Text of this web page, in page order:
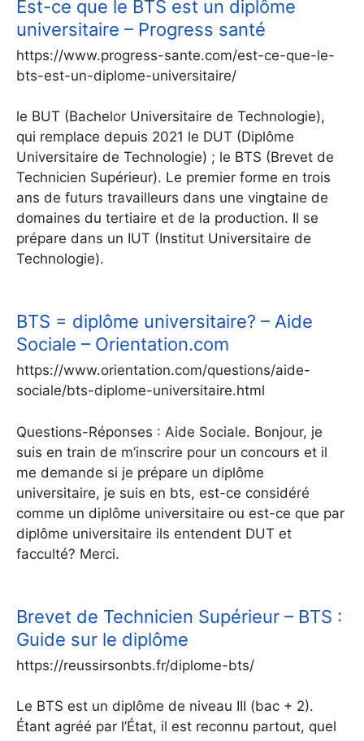
Est-ce que le BTS est un diplôme
universitaire – Progress santé
https://www.progress-sante.com/est-ce-que-le-
bts-est-un-diplome-universitaire/
le BUT (Bachelor Universitaire de Technologie),
qui remplace depuis 2021 le DUT (Diplôme
Universitaire de Technologie) ; le BTS (Brevet de
Technicien Supérieur). Le premier forme en trois
ans de futurs travailleurs dans une vingtaine de
domaines du tertiaire et de la production. Il se
prépare dans un IUT (Institut Universitaire de
Technologie).
BTS = diplôme universitaire? – Aide
Sociale – Orientation.com
https://www.orientation.com/questions/aide-
sociale/bts-diplome-universitaire.html
Questions-Réponses : Aide Sociale. Bonjour, je
suis en train de m’inscrire pour un concours et il
me demande si je prépare un diplôme
universitaire, je suis en bts, est-ce considéré
comme un diplôme universitaire ou est-ce que par
diplôme universitaire ils entendent DUT et
facculté? Merci.
Brevet de Technicien Supérieur – BTS :
Guide sur le diplôme
https://reussirsonbts.fr/diplome-bts/
Le BTS est un diplôme de niveau III (bac + 2).
Étant agréé par l’État, il est reconnu partout, quel